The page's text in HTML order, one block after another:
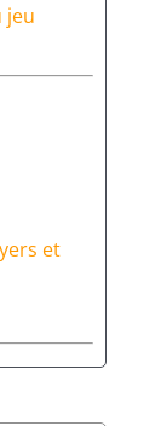
jeu
et